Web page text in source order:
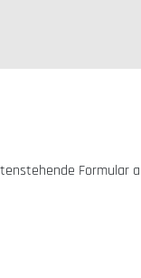
Formular